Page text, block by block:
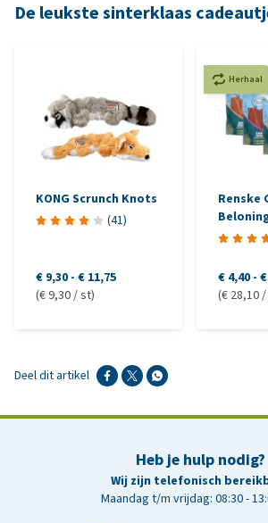
De leukste sinterklaas
KONG Scrunch Knots
(41)
€ 9,30 - € 11,75
(€ 9,30 / st)
Herhaal
Renske
€ 4,40 -
(€ 28,10
Deel dit artikel
Heb je hulp nodig?
Wij zijn telefonisch
Maandag t/m vrijdag: 08:30 -